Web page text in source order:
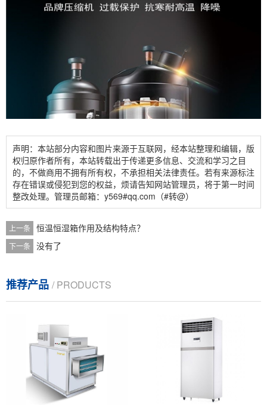
声明：本站部分内容和图片来源于互联网，经本站整理和编辑，版
权归原作者所有，本站转载出于传递更多信息、交流和学习之目
的，不做商用不拥有所有权，不承担相关法律责任。若有来源标注
存在错误或侵犯到您的权益，烦请告知网站管理员，将于第一时间
整改处理。管理员邮箱：y569#qq.com（#转@）
上一条 恒温恒湿箱作用及结构特点？
下一条 没有了
推荐产品 / PRODUCTS